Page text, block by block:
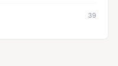
39